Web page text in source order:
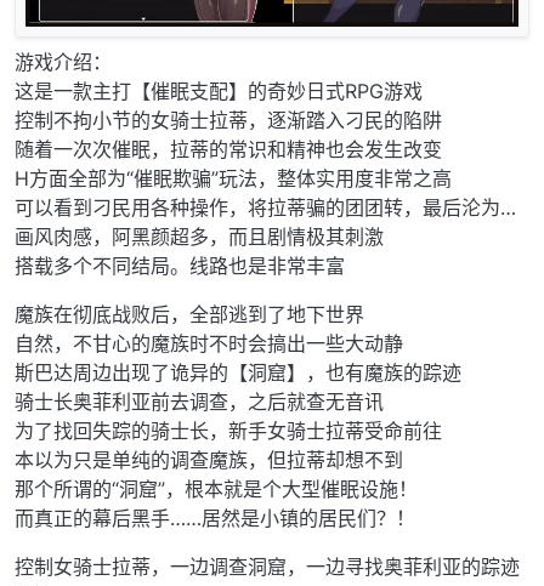
游戏介绍：
这是一款主打【催眠支配】的奇妙日式RPG游戏
控制不拘小节的女骑士拉蒂，逐渐踏入刁民的陷阱
随着一次次催眠，拉蒂的常识和精神也会发生改变
H方面全部为“催眠欺骗”玩法，整体实用度非常之高
可以看到刁民用各种操作，将拉蒂骗的团团转，最后沦为…
画风肉感，阿黑颜超多，而且剧情极其刺激
搭载多个不同结局。线路也是非常丰富
魔族在彻底战败后，全部逃到了地下世界
自然，不甘心的魔族时不时会搞出一些大动静
斯巴达周边出现了诡异的【洞窟】，也有魔族的踪迹
骑士长奥菲利亚前去调查，之后就查无音讯
为了找回失踪的骑士长，新手女骑士拉蒂受命前往
本以为只是单纯的调查魔族，但拉蒂却想不到
那个所谓的“洞窟”，根本就是个大型催眠设施！
而真正的幕后黑手……居然是小镇的居民们？！
控制女骑士拉蒂，一边调查洞窟，一边寻找奥菲利亚的踪迹